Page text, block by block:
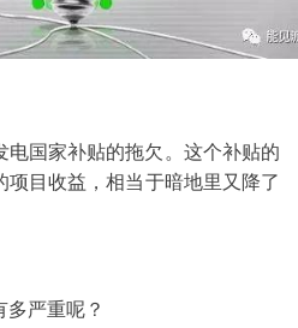
电国家补贴的拖欠。这个补贴的
目收益，相当于暗地里又降了
严重呢？